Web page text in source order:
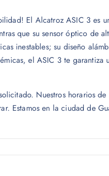
El Alcatroz ASIC 3 es
que su sensor óptico de
inestables; su diseño
el ASIC 3 te
Nuestros horarios
Estamos en la ciudad de